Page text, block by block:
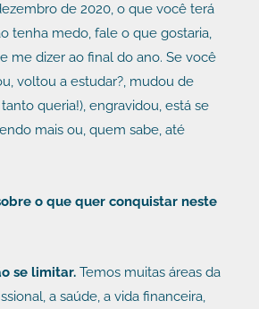
de 2020, o que você terá
tenha medo, fale o que gostaria,
me dizer ao final do ano. Se você
voltou a estudar?, mudou de
queria!), engravidou, está se
mais ou, quem sabe, até
o que quer conquistar neste
se limitar.Temos muitas áreas da
a saúde, a vida financeira,